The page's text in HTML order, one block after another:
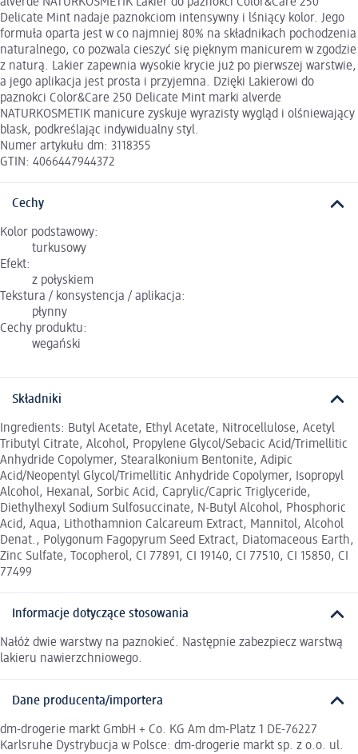
Delicate Mint nadaje paznokciom intensywny i lśniący kolor. Jego
formuła oparta jest w co najmniej 80% na składnikach pochodzenia
naturalnego, co pozwala cieszyć się pięknym manicurem w zgodzie
z naturą. Lakier zapewnia wysokie krycie już po pierwszej warstwie,
a jego aplikacja jest prosta i przyjemna. Dzięki Lakierowi do
paznokci Color&Care 250 Delicate Mint marki alverde
NATURKOSMETIK manicure zyskuje wyrazisty wygląd i olśniewający
blask, podkreślając indywidualny styl.
Numer artykułu dm: 3118355
GTIN: 4066447944372
Cechy
Kolor podstawowy:
turkusowy
Efekt:
z połyskiem
Tekstura / konsystencja / aplikacja:
płynny
Cechy produktu:
wegański
Składniki
Ingredients: Butyl Acetate, Ethyl Acetate, Nitrocellulose, Acetyl
Tributyl Citrate, Alcohol, Propylene Glycol/Sebacic Acid/Trimellitic
Anhydride Copolymer, Stearalkonium Bentonite, Adipic
Acid/Neopentyl Glycol/Trimellitic Anhydride Copolymer, Isopropyl
Alcohol, Hexanal, Sorbic Acid, Caprylic/Capric Triglyceride,
Diethylhexyl Sodium Sulfosuccinate, N-Butyl Alcohol, Phosphoric
Acid, Aqua, Lithothamnion Calcareum Extract, Mannitol, Alcohol
Denat., Polygonum Fagopyrum Seed Extract, Diatomaceous Earth,
Zinc Sulfate, Tocopherol, CI 77891, CI 19140, CI 77510, CI 15850, CI
77499
Informacje dotyczące stosowania
Nałóż dwie warstwy na paznokieć. Następnie zabezpiecz warstwą
lakieru nawierzchniowego.
Dane producenta/importera
dm-drogerie markt GmbH + Co. KG Am dm-Platz 1 DE-76227
Karlsruhe Dystrybucja w Polsce: dm-drogerie markt sp. z o.o. ul.